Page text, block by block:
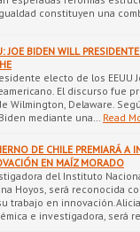
constituyen una
JOE BIDEN WILL
electo de los EEUU
El discurso fue
Wilmington, Delaware.
mediante una…
Read
DE CHILE PREMIARÁ A
EN MAÍZ MORADO
del Instituto
Hoyos, será reconocida
trabajo en
e investigadora, será